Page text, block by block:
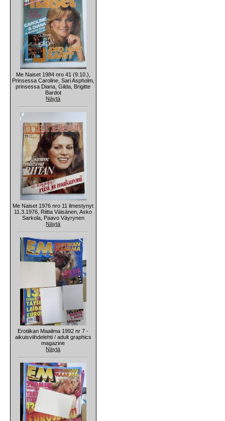
Me Naiset 1984 nro 41 (9.10.),
Prinsessa Caroline, Sari Aspholm,
prinsessa Diana, Gilda, Brigitte
Bardot
Näytä
Me Naiset 1976 nro 11 ilmestynyt
11.3.1976, Riitta Väisänen, Asko
Sarkola, Paavo Väyrynen
Näytä
Erotiikan Maailma 1992 nr 7 -
aikuisviihdelehti / adult graphics
magazine
Näytä